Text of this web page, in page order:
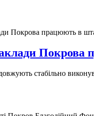
Покрова
стабільно